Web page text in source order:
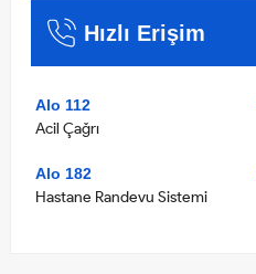
Hızlı Erişim
Alo 112
Acil Çağrı
Alo 182
Hastane Randevu Sistemi